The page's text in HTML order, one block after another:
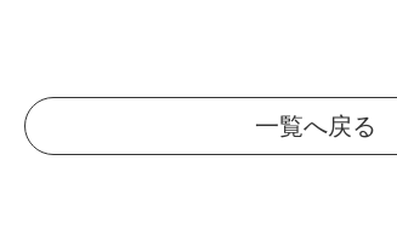
一覧へ戻る